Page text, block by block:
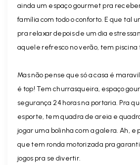
ainda um espaço gourmet pra
família com todo o conforto. E que tal
pra relaxar depois de um dia
aquele refresco no verão, tem
Mas não pense que só a casa é
é top! Tem churrasqueira, espaço
segurança 24 horas na portaria. Pra
esporte, tem quadra de areia e
jogar uma bolinha com a galera. Ah, e
que tem ronda motorizada pra
jogos pra se divertir.